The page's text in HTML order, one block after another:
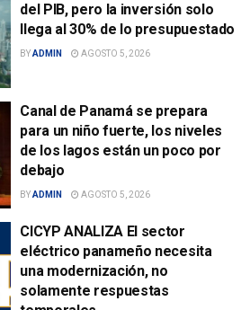
del PIB, pero la inversión solo
llega al 30% de lo presupuestado
BYADMIN AGOSTO 5, 2026
Canal de Panamá se prepara
para un niño fuerte, los niveles
de los lagos están un poco por
debajo
BYADMIN AGOSTO 5, 2026
CICYP ANALIZA El sector
eléctrico panameño necesita
una modernización, no
solamente respuestas